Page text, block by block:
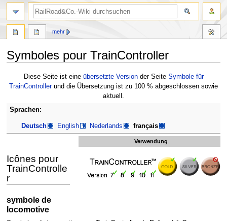
Symboles pour TrainController
Navigation
Suche
Diese Seite ist eine übersetzte Versionder Seite Symbole für
TrainControllerund die Übersetzung ist zu 100 % abgeschlossen sowie
aktuell.
Sprachen:
Deutsch English Nederlands français
Verwendung
Icônes pour
TrainControlle
r
symbole de
locomotive
mehr
Suche